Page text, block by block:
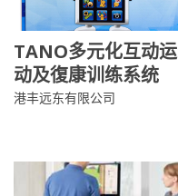
TANO多元化互动运
动及復康训练系统
港丰远东有限公司